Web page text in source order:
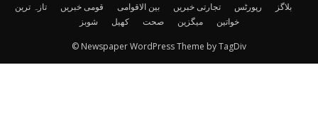
تازہ ترین قومی خبریں بین الاقوامی تجارتی خبریں رپورٹس
بلاگز
شوبز
کھیل صحت میگزین خواتین
© Newspaper WordPress Theme by TagDiv